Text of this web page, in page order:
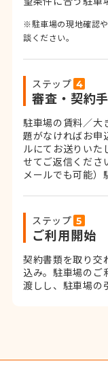
※駐車場の現地確認
談ください。
ステップ
審査・契約
駐車場の賃料／大
題がなければお申
ルにてお送りいた
せてご返信くださ
メールでも可能）
ステップ
ご利用開始
契約書類を取り交
込み。駐車場のご
渡しし、駐車場の